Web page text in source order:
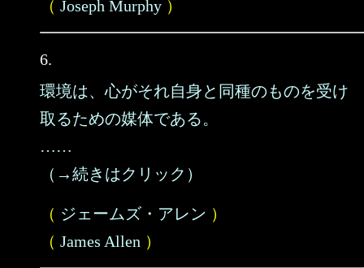
（ Joseph Murphy ）
6.
環境は、心がそれ自身と同種のものを受け
取るための媒体である。
……
（→続きはクリック）
（ ジェームズ・アレン ）
（ James Allen ）